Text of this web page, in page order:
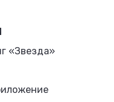
«Звезда»